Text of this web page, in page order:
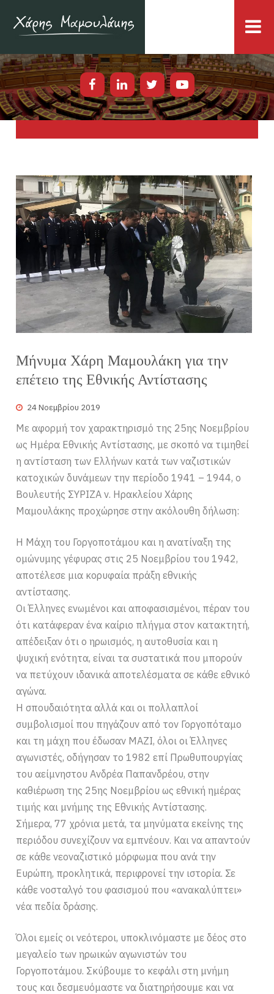
Μήνυμα Χάρη Μαμουλάκη για την
επέτειο της Εθνικής Αντίστασης
24 Νοεμβρίου 2019
Με αφορμή τον χαρακτηρισμό της 25ης Νοεμβρίου
ως Ημέρα Εθνικής Αντίστασης, με σκοπό να τιμηθεί
η αντίσταση των Ελλήνων κατά των ναζιστικών
κατοχικών δυνάμεων την περίοδο 1941 – 1944, ο
Βουλευτής ΣΥΡΙΖΑ ν. Ηρακλείου Χάρης
Μαμουλάκης προχώρησε στην ακόλουθη δήλωση:
Η Μάχη του Γοργοποτάμου και η ανατίναξη της
ομώνυμης γέφυρας στις 25 Νοεμβρίου του 1942,
αποτέλεσε μια κορυφαία πράξη εθνικής
αντίστασης.
Οι Έλληνες ενωμένοι και αποφασισμένοι, πέραν του
ότι κατάφεραν ένα καίριο πλήγμα στον κατακτητή,
απέδειξαν ότι ο ηρωισμός, η αυτοθυσία και η
ψυχική ενότητα, είναι τα συστατικά που μπορούν
να πετύχουν ιδανικά αποτελέσματα σε κάθε εθνικό
αγώνα.
Η σπουδαιότητα αλλά και οι πολλαπλοί
συμβολισμοί που πηγάζουν από τον Γοργοπόταμο
και τη μάχη που έδωσαν ΜΑΖΙ, όλοι οι Έλληνες
αγωνιστές, οδήγησαν το 1982 επί Πρωθυπουργίας
του αείμνηστου Ανδρέα Παπανδρέου, στην
καθιέρωση της 25ης Νοεμβρίου ως εθνική ημέρας
τιμής και μνήμης της Εθνικής Αντίστασης.
Σήμερα, 77 χρόνια μετά, τα μηνύματα εκείνης της
περιόδου συνεχίζουν να εμπνέουν. Και να απαντούν
σε κάθε νεοναζιστικό μόρφωμα που ανά την
Ευρώπη, προκλητικά, περιφρονεί την ιστορία. Σε
κάθε νοσταλγό του φασισμού που «ανακαλύπτει»
νέα πεδία δράσης.
Όλοι εμείς οι νεότεροι, υποκλινόμαστε με δέος στο
μεγαλείο των ηρωικών αγωνιστών του
Γοργοποτάμου. Σκύβουμε το κεφάλι στη μνήμη
τους και δεσμευόμαστε να διατηρήσουμε και να